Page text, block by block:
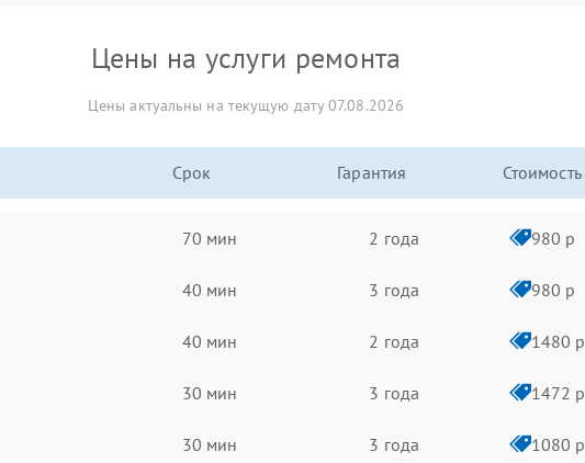
Цены на услуги ремонта
Цены актуальны на текущую дату 07.08.2026
Срок Гарантия Стоимость
70 мин 2 года 980 р
40 мин 3 года 980 р
40 мин 2 года 1480 р
30 мин 3 года 1472 р
30 мин 3 года 1080 р